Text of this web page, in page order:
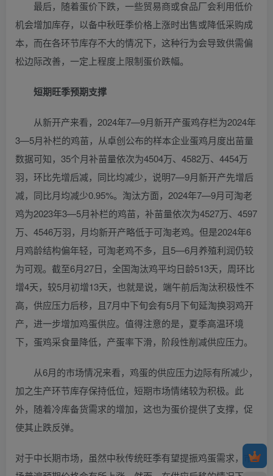
最后，随着蛋价下跌，一些贸易商或食品厂会利用低价
机会增加库存，以备中秋旺季价格上涨时出售或降低采购成
本，而在各环节库存不大的情况下，这种行为会导致供需偏
松边际改善，一定上程度上限制蛋价跌幅。
短期旺季预期支撑
从新开产来看，2024年7—9月新开产蛋鸡存栏为2024年
3—5月补栏的鸡苗，从卓创公布的样本企业蛋鸡月度出苗量
数据可知，35个月补苗量依次为4504万、4582万、4454万
羽，环比先增后减，同比均减少，说明7—9月新开产先增后
减，同比月均减少0.95%。淘汰方面，2024年7—9月可淘老
鸡为2023年3—5月补栏的鸡苗，补苗量依次为4527万、4597
万、4546万羽，月均新开产略低于可淘老鸡。但是2024年6
月鸡龄结构偏年轻，可淘老鸡不多，且5—6月养殖利润仍较
为可观。截至6月27日，全国淘汰鸡平均日龄513天，周环比
增4天，较5月初增13天，也就是说，端午前后淘汰积极性不
高，供应压力后移，且7月中下旬会有5月下旬延淘换羽鸡开
产，进一步增加鸡蛋供应。值得注意的是，夏季高温环境
下，蛋鸡采食量降低，产蛋率下滑，阶段性削减供应压力。
从6月的市场情况来看，鸡蛋的供应压力边际有所减少，
加之生产环节库存保持低位，短期市场情绪较为积极。此
外，随着冷库备货需求的增加，这也为蛋价提供了支撑，促
使其止跌反弹。
对于中长期市场，虽然中秋传统旺季有望提振鸡蛋需求，市